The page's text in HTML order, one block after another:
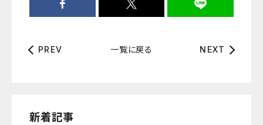
PREV 一覧に戻る NEXT
新着記事